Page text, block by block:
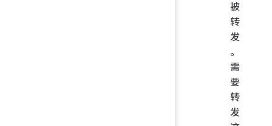
被
转
发
。
需
要
转
发